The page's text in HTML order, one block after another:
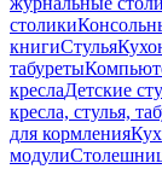
столики
книгиСтулья
табуреты
креслаДетские
кресла, стулья,
для кормления
модули